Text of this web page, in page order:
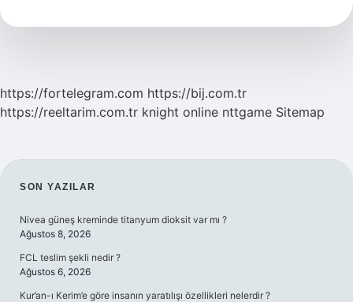
https://fortelegram.com https://bij.com.tr
https://reeltarim.com.tr knight online nttgame Sitemap
SIDEBAR
SON YAZILAR
Nivea güneş kreminde titanyum dioksit var mı ?
Ağustos 8, 2026
FCL teslim şekli nedir ?
Ağustos 6, 2026
Kur’an-ı Kerim’e göre insanın yaratılışı özellikleri nelerdir ?